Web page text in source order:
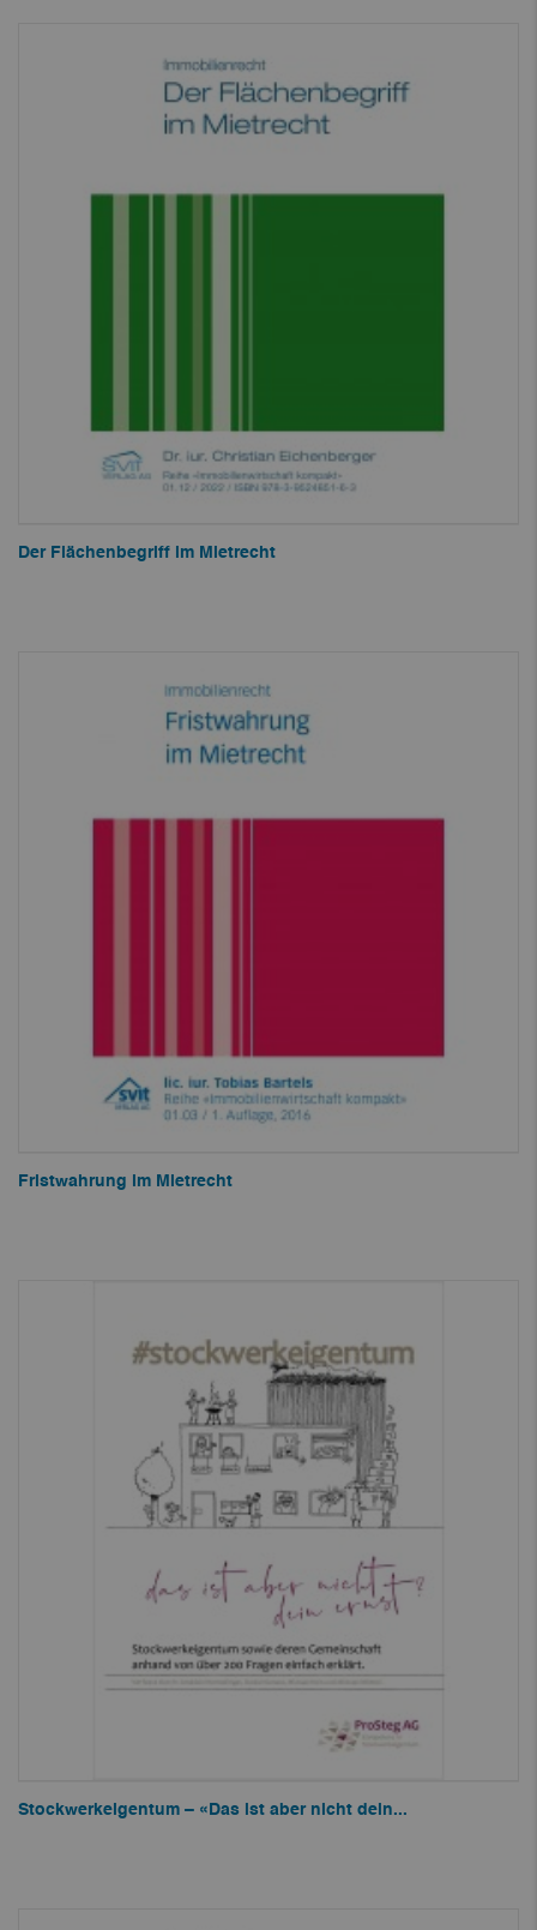
Der Flächenbegriff im Mietrecht
Fristwahrung im Mietrecht
Stockwerkeigentum – «Das ist aber nicht dein...